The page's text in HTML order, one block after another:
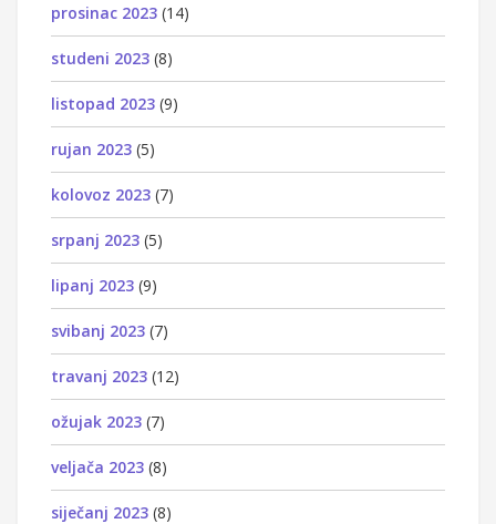
prosinac 2023 (14)
studeni 2023 (8)
listopad 2023 (9)
rujan 2023 (5)
kolovoz 2023 (7)
srpanj 2023 (5)
lipanj 2023 (9)
svibanj 2023 (7)
travanj 2023 (12)
ožujak 2023 (7)
veljača 2023 (8)
siječanj 2023 (8)